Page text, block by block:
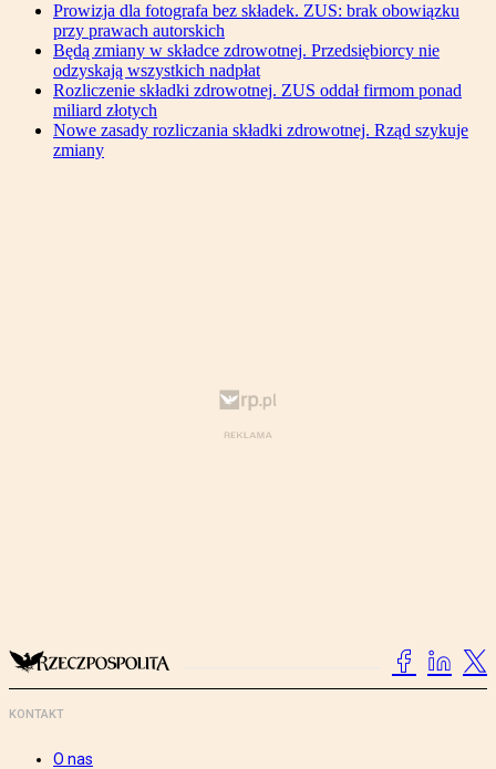
Prowizja dla fotografa bez składek. ZUS: brak obowiązku
przy prawach autorskich
Będą zmiany w składce zdrowotnej. Przedsiębiorcy nie
odzyskają wszystkich nadpłat
Rozliczenie składki zdrowotnej. ZUS oddał firmom ponad
miliard złotych
Nowe zasady rozliczania składki zdrowotnej. Rząd szykuje
zmiany
KONTAKT
O nas